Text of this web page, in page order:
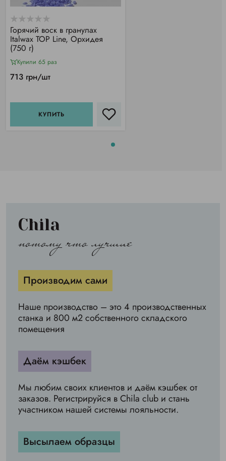
Горячий воск в гранулах
Italwax TOP Line, Орхидея
(750 г)
Купили 65 раз
713 грн/шт
КУПИТЬ
Chila
потому что лучшие
Производим сами
Наше производство – это 4 производственных
станка и 800 м2 собственного складского
помещения
Даём кэшбек
Мы любим своих клиентов и даём кэшбек от
заказов. Регистрируйся в Chila club и стань
участником нашей системы лояльности.
Высылаем образцы